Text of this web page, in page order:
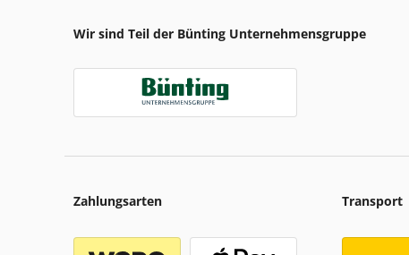
Wir sind Teil der Bünting Unternehmensgruppe
Zahlungsarten Transport